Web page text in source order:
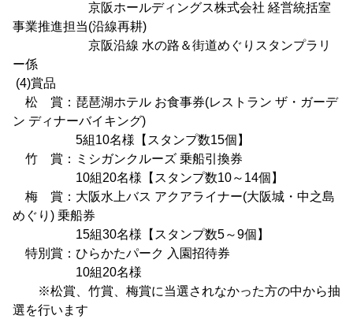
京阪ホールディングス株式会社 経営統括室
事業推進担当(沿線再耕)
京阪沿線 水の路＆街道めぐりスタンプラリ
ー係
(4)賞品
松 賞：琵琶湖ホテル お食事券(レストラン ザ・ガーデ
ン ディナーバイキング)
5組10名様【スタンプ数15個】
竹 賞：ミシガンクルーズ 乗船引換券
10組20名様【スタンプ数10～14個】
梅 賞：大阪水上バス アクアライナー(大阪城・中之島
めぐり) 乗船券
15組30名様【スタンプ数5～9個】
特別賞：ひらかたパーク 入園招待券
10組20名様
※松賞、竹賞、梅賞に当選されなかった方の中から抽
選を行います